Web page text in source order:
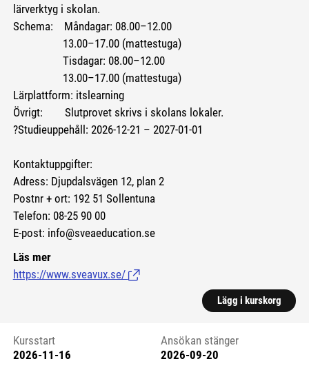
lärverktyg i skolan.
Schema: Måndagar: 08.00–12.00
13.00–17.00 (mattestuga)
Tisdagar: 08.00–12.00
13.00–17.00 (mattestuga)
Lärplattform: itslearning
Övrigt: Slutprovet skrivs i skolans lokaler.
?Studieuppehåll: 2026-12-21 – 2027-01-01
Kontaktuppgifter:
Adress: Djupdalsvägen 12, plan 2
Postnr + ort: 192 51 Sollentuna
Telefon: 08-25 90 00
E-post: info@sveaeducation.se
Läs mer
https://www.sveavux.se/ (Länk till extern sida.)
Lägg i kurskorg
Kursstart 6255716
Kursstart
2026-11-16
Ansökan stänger
2026-09-20